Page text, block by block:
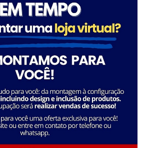
Grupo Águia Branca e é especializada
de caminhões e veículos comerciais
Com forte presença nos setores de
oferece um portfólio completo
serviços de oficina. Além disso,
em pneus e recapagem,
e eficiência para os clientes do
de cargas.
o Grupo Águia Branca
“Acredito que quando as
a liderança, trazem consigo uma
essencial que promove a inclusão e o
Meu objetivo é continuar
outras mulheres a seguirem
ainda mais vidas e
como o ativismo e o
social podem convergir para criar
e de grande impacto social.